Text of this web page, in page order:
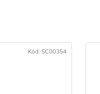
Kód:SC00354